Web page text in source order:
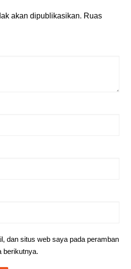
akan dipublikasikan. Ruas
dan situs web saya pada peramban
berikutnya.